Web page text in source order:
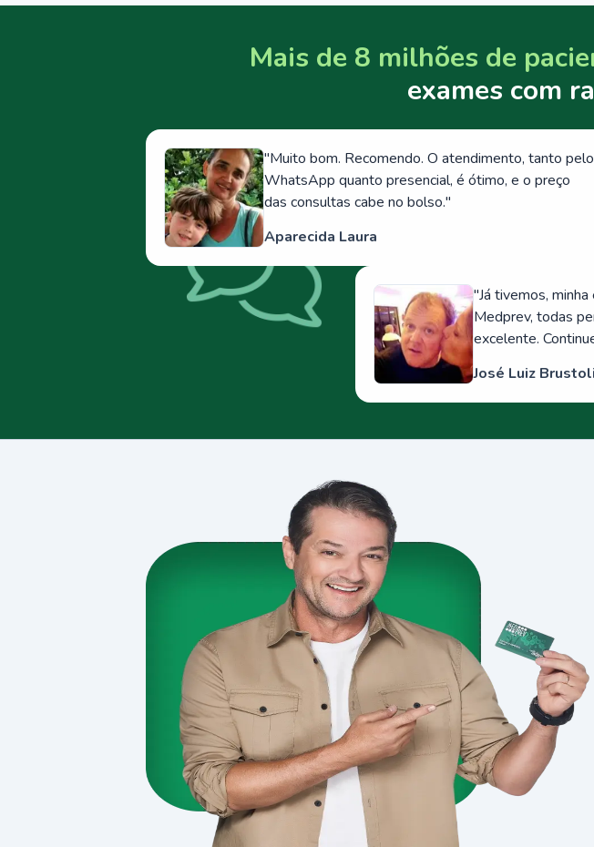
Mais de 8 milhões de
exames com
"Muito bom. Recomendo. O atendimento, tanto pelo
WhatsApp quanto presencial, é ótimo, e o preço
das consultas cabe no bolso."
Aparecida Laura
"Já tivemos,
Medprev, todas
excelente.
José Luiz